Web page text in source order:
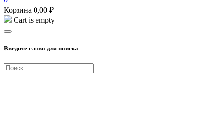
Корзина 0,00 ₽
Cart is empty
Введите слово для поиска